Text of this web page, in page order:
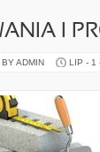
I
ADMIN LIP - 1